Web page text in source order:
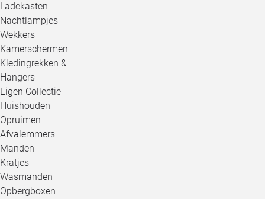
Ladekasten
Nachtlampjes
Wekkers
Kamerschermen
Kledingrekken &
Hangers
Eigen Collectie
Huishouden
Opruimen
Afvalemmers
Manden
Kratjes
Wasmanden
Opbergboxen